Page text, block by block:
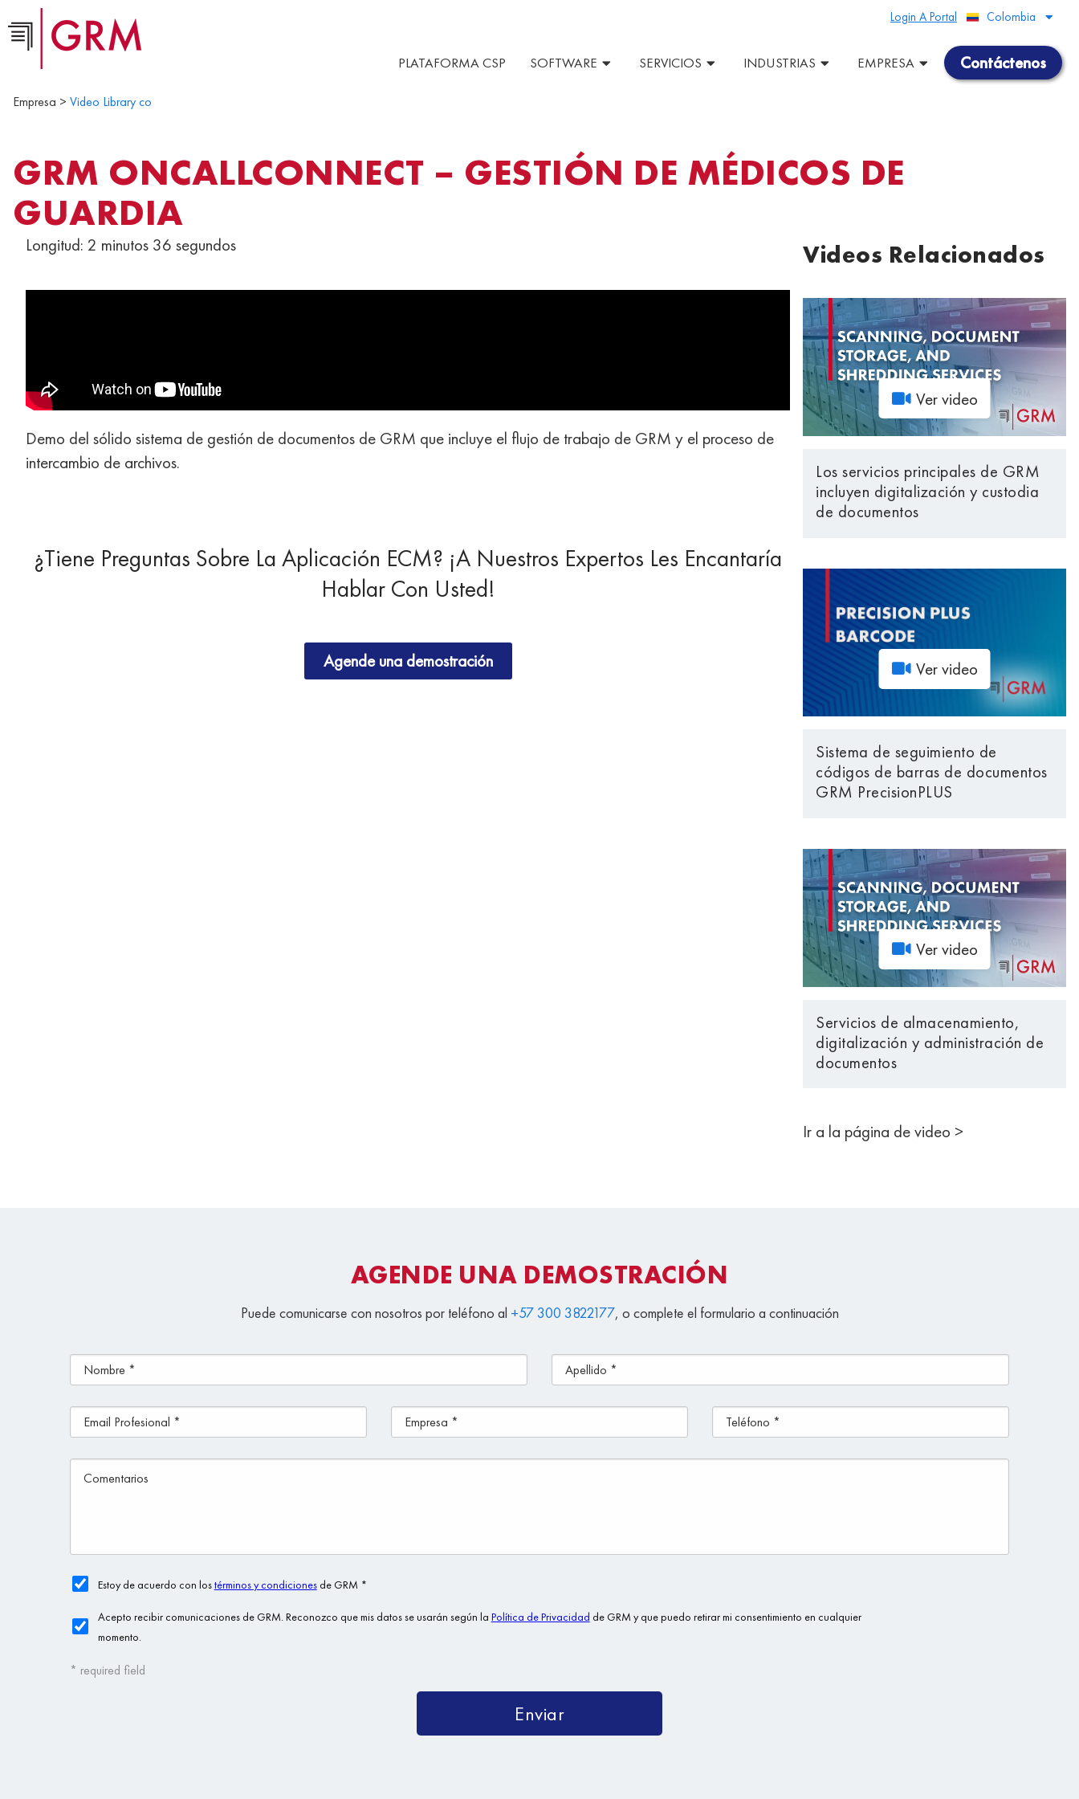
Colombia
Peru
Login A Portal
Contáctenos
PLATAFORMA CSP SOFTWARE SERVICIOS INDUSTRIAS EMPRESA
Empresa > Video Library co
GRM ONCALLCONNECT – GESTIÓN DE MÉDICOS DE
GUARDIA
Longitud: 2 minutos 36 segundos
Demo del sólido sistema de gestión de documentos de GRM que incluye el flujo de trabajo de GRM y el proceso de
intercambio de archivos.
¿Tiene Preguntas Sobre La Aplicación ECM? ¡A Nuestros Expertos Les Encantaría
Hablar Con Usted!
Agende una demostración
Videos Relacionados
Ver video
Los servicios principales de GRM
incluyen digitalización y custodia
de documentos
Ver video
Sistema de seguimiento de
códigos de barras de documentos
GRM PrecisionPLUS
Ver video
Servicios de almacenamiento,
digitalización y administración de
documentos
Ir a la página de video >
AGENDE UNA DEMOSTRACIÓN
Puede comunicarse con nosotros por teléfono al +57 300 3822177, o complete el formulario a continuación